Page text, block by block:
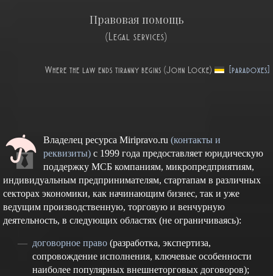
Правовая помощь
(Legal services)
Where the law ends tiranny begins (John Locke) [paradoxes]
Владелец ресурса Miripravo.ru (контакты и
реквизиты)с 1999 года предоставляет юридическую
поддержку МСБ компаниям, микропредприятиям,
индивидуальным предпринимателям, стартапам в различных
секторах экономики, как начинающим бизнес, так и уже
ведущим производственную, торговую и венчурную
деятельность, в следующих областях (не ограничиваясь):
договорное право (разработка, экспертиза,
сопровождение исполнения, ключевые особенности
наиболее популярных внешнеторговых договоров);